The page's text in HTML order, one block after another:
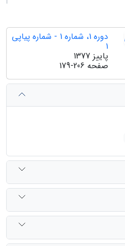
دوره 1، شماره 1 - شماره پیاپی
1
پاییز 1377
صفحه 179-206